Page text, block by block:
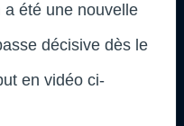
été une nouvelle
décisive dès le
en vidéo ci-